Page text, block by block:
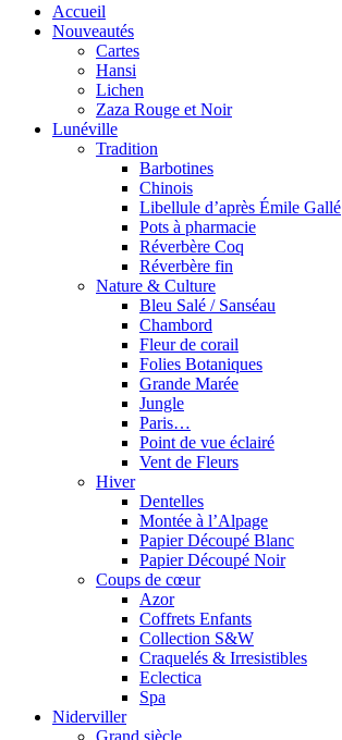
Accueil
Nouveautés
Cartes
Hansi
Lichen
Zaza Rouge et Noir
Lunéville
Tradition
Barbotines
Chinois
Libellule d’après Émile Gallé
Pots à pharmacie
Réverbère Coq
Réverbère fin
Nature & Culture
Bleu Salé / Sanséau
Chambord
Fleur de corail
Folies Botaniques
Grande Marée
Jungle
Paris…
Point de vue éclairé
Vent de Fleurs
Hiver
Dentelles
Montée à l’Alpage
Papier Découpé Blanc
Papier Découpé Noir
Coups de cœur
Azor
Coffrets Enfants
Collection S&W
Craquelés & Irresistibles
Eclectica
Spa
Niderviller
Grand siècle